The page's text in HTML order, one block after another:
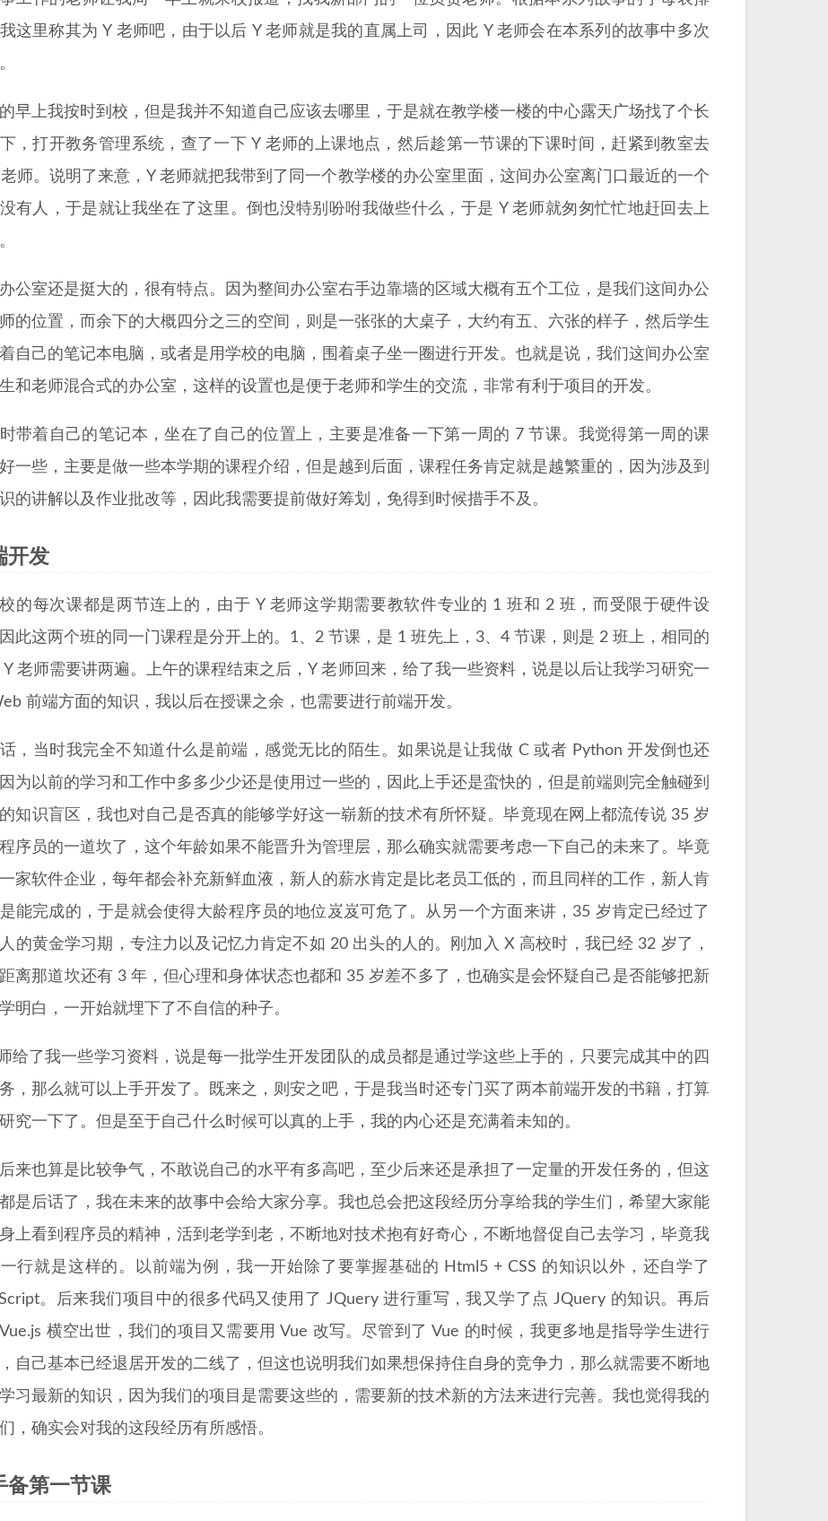
这里称其为 Y 老师吧，由于以后 Y 老师就是我的直属上司，因此 Y 老师会在本系列的故事中多次
早上我按时到校，但是我并不知道自己应该去哪里，于是就在教学楼一楼的中心露天广场找了个长
，打开教务管理系统，查了一下 Y 老师的上课地点，然后趁第一节课的下课时间，赶紧到教室去
师。说明了来意，Y 老师就把我带到了同一个教学楼的办公室里面，这间办公室离门口最近的一个
有人，于是就让我坐在了这里。倒也没特别吩咐我做些什么，于是 Y 老师就匆匆忙忙地赶回去上
公室还是挺大的，很有特点。因为整间办公室右手边靠墙的区域大概有五个工位，是我们这间办公
的位置，而余下的大概四分之三的空间，则是一张张的大桌子，大约有五、六张的样子，然后学生
自己的笔记本电脑，或者是用学校的电脑，围着桌子坐一圈进行开发。也就是说，我们这间办公室
和老师混合式的办公室，这样的设置也是便于老师和学生的交流，非常有利于项目的开发。
带着自己的笔记本，坐在了自己的位置上，主要是准备一下第一周的 7 节课。我觉得第一周的课
一些，主要是做一些本学期的课程介绍，但是越到后面，课程任务肯定就是越繁重的，因为涉及到
的讲解以及作业批改等，因此我需要提前做好筹划，免得到时候措手不及。
开发
的每次课都是两节连上的，由于 Y 老师这学期需要教软件专业的 1 班和 2 班，而受限于硬件设
此这两个班的同一门课程是分开上的。1、2 节课，是 1 班先上，3、4 节课，则是 2 班上，相同的
Y 老师需要讲两遍。上午的课程结束之后，Y 老师回来，给了我一些资料，说是以后让我学习研究一
前端方面的知识，我以后在授课之余，也需要进行前端开发。
，当时我完全不知道什么是前端，感觉无比的陌生。如果说是让我做 C 或者 Python 开发倒也还
为以前的学习和工作中多多少少还是使用过一些的，因此上手还是蛮快的，但是前端则完全触碰到
的知识盲区，我也对自己是否真的能够学好这一崭新的技术有所怀疑。毕竟现在网上都流传说 35 岁
序员的一道坎了，这个年龄如果不能晋升为管理层，那么确实就需要考虑一下自己的未来了。毕竟
家软件企业，每年都会补充新鲜血液，新人的薪水肯定是比老员工低的，而且同样的工作，新人肯
能完成的，于是就会使得大龄程序员的地位岌岌可危了。从另一个方面来讲，35 岁肯定已经过了
的黄金学习期，专注力以及记忆力肯定不如 20 出头的人的。刚加入 X 高校时，我已经 32 岁了，
离那道坎还有 3 年，但心理和身体状态也都和 35 岁差不多了，也确实是会怀疑自己是否能够把新
明白，一开始就埋下了不自信的种子。
给了我一些学习资料，说是每一批学生开发团队的成员都是通过学这些上手的，只要完成其中的四
，那么就可以上手开发了。既来之，则安之吧，于是我当时还专门买了两本前端开发的书籍，打算
究一下了。但是至于自己什么时候可以真的上手，我的内心还是充满着未知的。
来也算是比较争气，不敢说自己的水平有多高吧，至少后来还是承担了一定量的开发任务的，但这
是后话了，我在未来的故事中会给大家分享。我也总会把这段经历分享给我的学生们，希望大家能
上看到程序员的精神，活到老学到老，不断地对技术抱有好奇心，不断地督促自己去学习，毕竟我
行就是这样的。以前端为例，我一开始除了要掌握基础的 Html5 + CSS 的知识以外，还自学了
。后来我们项目中的很多代码又使用了 JQuery 进行重写，我又学了点 JQuery 的知识。再后
横空出世，我们的项目又需要用 Vue 改写。尽管到了 Vue 的时候，我更多地是指导学生进行
自己基本已经退居开发的二线了，但这也说明我们如果想保持住自身的竞争力，那么就需要不断地
习最新的知识，因为我们的项目是需要这些的，需要新的技术新的方法来进行完善。我也觉得我的
，确实会对我的这段经历有所感悟。
备第一节课